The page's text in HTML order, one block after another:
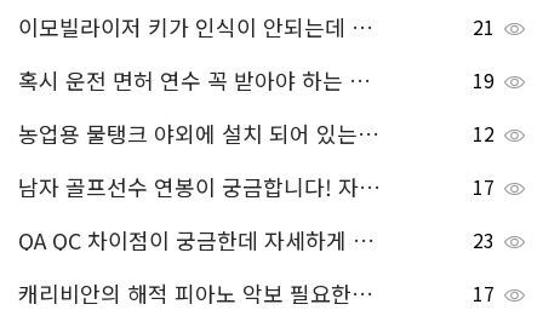
이모빌라이저 키가 인식이 안되는데 이모빌라이저 해제 방법 좀 알려주세요. 21
혹시 운전 면허 연수 꼭 받아야 하는 건가요?? 19
농업용 물탱크 야외에 설치 되어 있는데 겨울에도 사용해야 해요 동파 될까봐 걱정되는데 동파 방지 하는 방법 알려주세요! 12
남자 골프선수 연봉이 궁금합니다! 자세하게 좀 알려주세요. 17
QA QC 차이점이 궁금한데 자세하게 좀 알려주세요! 23
캐리비안의 해적 피아노 악보 필요한데, 무료로 다운 받을 수 있는 곳 알려주세요 ^^ 17